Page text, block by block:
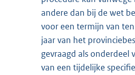
andere dan bij de wet
voor een termijn van
jaar van het
gevraagd als onderdeel
van een tijdelijke